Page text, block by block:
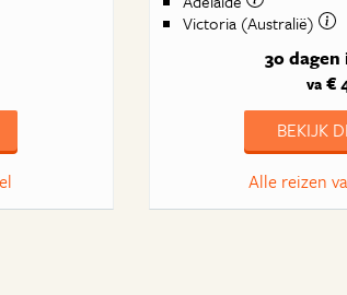
Victoria (Australië)
30 dagen
va €
BEKIJK
Alle reizen